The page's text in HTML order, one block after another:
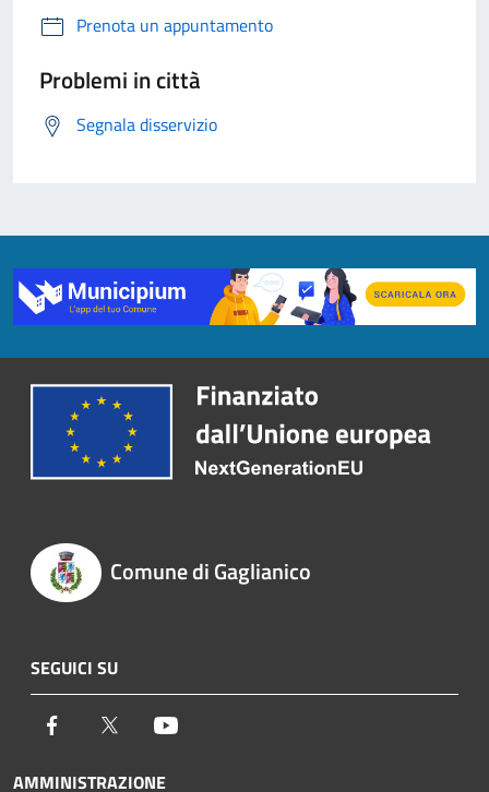
Prenota un appuntamento
Problemi in città
Segnala disservizio
Comune di Gaglianico
SEGUICI SU
Facebook Twitter
AMMINISTRAZIONE